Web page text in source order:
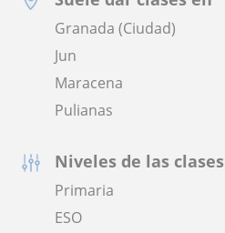
Granada (Ciudad)
Jun
Maracena
Pulianas
Niveles de las clases
Primaria
ESO